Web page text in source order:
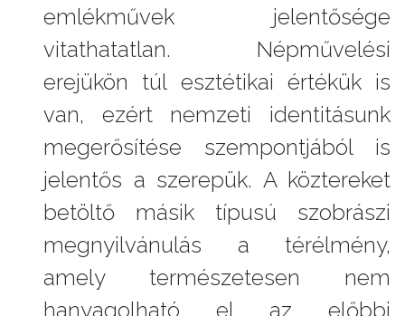
emlékművek jelentősége
vitathatatlan. Népművelési
erejükön túl esztétikai értékük is
van, ezért nemzeti identitásunk
megerősítése szempontjából is
jelentős a szerepük. A köztereket
betöltő másik típusú szobrászi
megnyilvánulás a térélmény,
amely természetesen nem
hanyagolható el az előbbi